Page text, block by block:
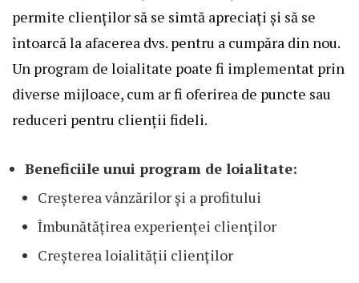
permite clienților să se simtă apreciați și să se
întoarcă la afacerea dvs. pentru a cumpăra din nou.
Un program de loialitate poate fi implementat prin
diverse mijloace, cum ar fi oferirea de puncte sau
reduceri pentru clienții fideli.
Beneficiile unui program de loialitate:
Creșterea vânzărilor și a profitului
Îmbunătățirea experienței clienților
Creșterea loialității clienților